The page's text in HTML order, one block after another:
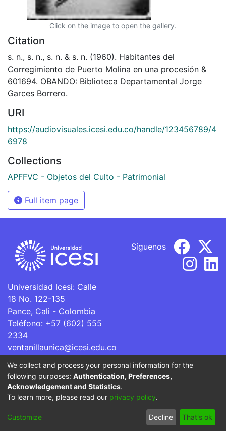
Click on the image to open the gallery.
Citation
s. n., s. n., s. n. & s. n. (1960). Habitantes del
Corregimiento de Puerto Molina en una procesión &
601694. OBANDO: Biblioteca Departamental Jorge
Garces Borrero.
URI
https://audiovisuales.icesi.edu.co/handle/123456789/4
6978
Collections
APFFVC - Objetos del Culto - Patrimonial
Full item page
Universidad Icesi: Calle
18 No. 122-135
Pance, Cali - Colombia
Teléfono: +57 (602) 555
2334
ventanillaunica@icesi.edu.co
Síguenos
La Universidad Icesi es una Institución de Educación
Superior que se encuentra sujeta a inspección y vigilancia
por parte del Ministerio de Educación Nacional.
Cookie
End User
Agreement
Send
Feedback
We collect and process your personal information for the
following purposes: Authentication, Preferences,
Acknowledgement and Statistics.
To learn more, please read our privacy policy.
Customize Decline That's ok